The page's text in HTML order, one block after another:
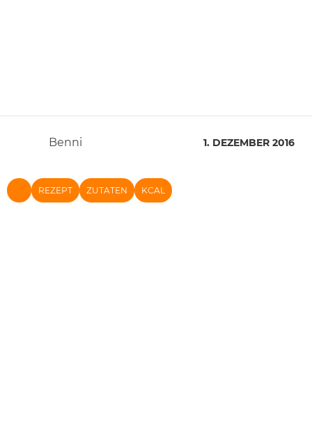
Benni 1. DEZEMBER 2016
NACH OBEN
REZEPT ZUTATEN KCAL